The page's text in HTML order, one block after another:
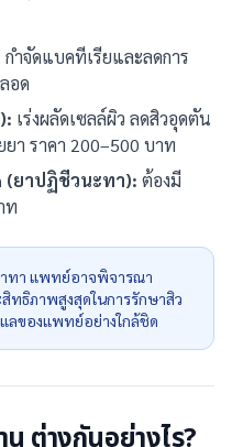
กำจัดแบคทีเรียและลดการ
อด
เร่งผลัดเซลล์ผิว ลดสิวอุดตัน
า ราคา 200–500 บาท
(ยาปฏิชีวนะทา): ต้องมี
ท
ทา แพทย์อาจพิจารณา
ทธิภาพสูงสุดในการรักษาสิว
ลของแพทย์อย่างใกล้ชิด